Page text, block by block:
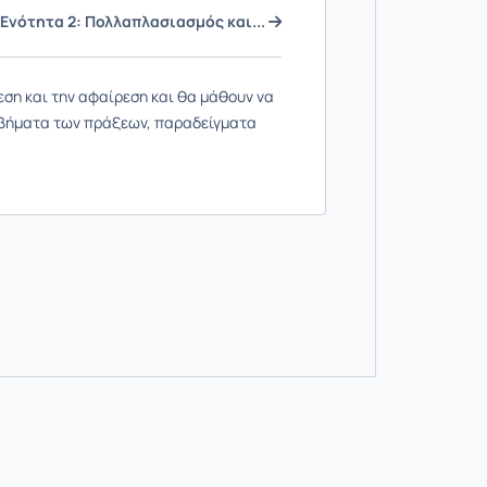
Ενότητα 2: Πολλαπλασιασμός και...
και την αφαίρεση και θα μάθουν να
των πράξεων, παραδείγματα